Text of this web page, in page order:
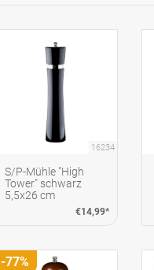
16234
S/P-Mühle "High
Tower" schwarz
5,5x26 cm
€14,99*
-77%